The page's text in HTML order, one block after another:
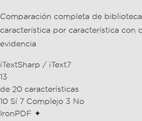
Comparación completa de
característica por característica con
evidencia
iTextSharp / iText7
13
de 20 características
10 Sí 7 Complejo 3 No
IronPDF ✦